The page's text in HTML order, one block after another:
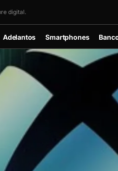
digital.
Adelantos Smartphones